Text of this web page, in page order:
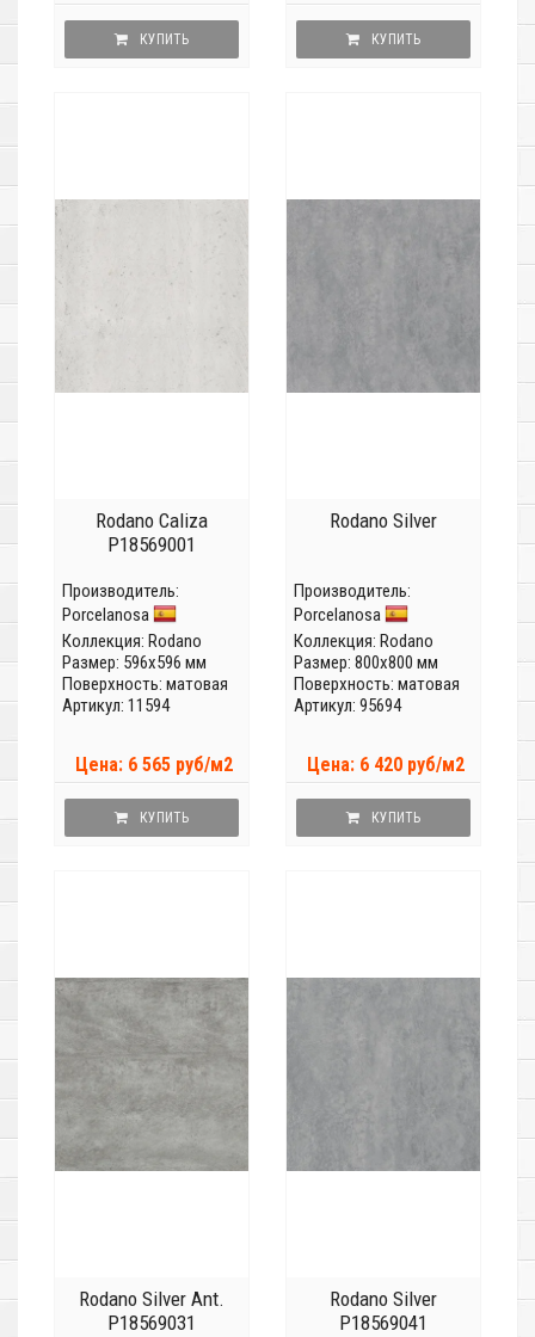
КУПИТЬ КУПИТЬ
Rodano Caliza
P18569001
Производитель:
Porcelanosa
Коллекция: Rodano
Размер: 596x596 мм
Поверхность: матовая
Артикул: 11594
Цена: 6 565 руб/м2
КУПИТЬ
Rodano Silver
Производитель:
Porcelanosa
Коллекция: Rodano
Размер: 800x800 мм
Поверхность: матовая
Артикул: 95694
Цена: 6 420 руб/м2
КУПИТЬ
Rodano Silver Ant.
P18569031
Rodano Silver
P18569041